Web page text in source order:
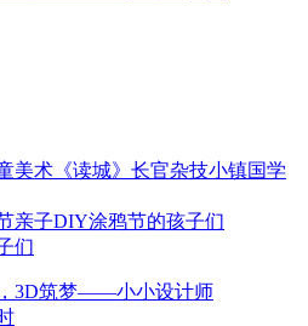
美术《读城》长官杂技小镇国学
亲子DIY涂鸦节的孩子们
们
3D筑梦——小小设计师